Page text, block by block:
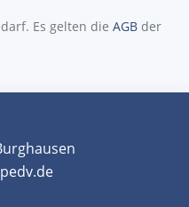
Es gelten die AGB der